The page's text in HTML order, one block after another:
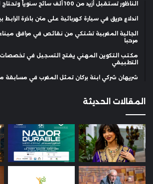
الناظور تستقبل أزيد من 100 ألف سائح سنوياً وتحتاج لتعزيز طاقتها الفندقية
اندلاع حريق في سيارة كهربائية على متن باخرة الرابط
الجالية المغربية تشتكي من نقائص في مرافق
مرحبا
مكتب التكوين المهني يفتح التسجيل في تخصصات
التطبيقي
شريهان شركي ابنة بركان تمثل المغرب في مسابقة ملكة
المقالات الحديثة